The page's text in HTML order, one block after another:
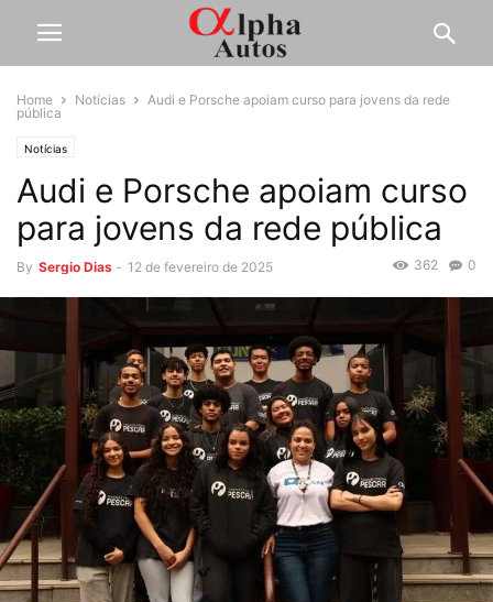
Home Notícias
Audi e Porsche apoiam curso para jovens da rede
pública
Notícias
Audi e Porsche apoiam curso
para jovens da rede pública
By Sergio Dias - 12 de fevereiro de 2025 0
362